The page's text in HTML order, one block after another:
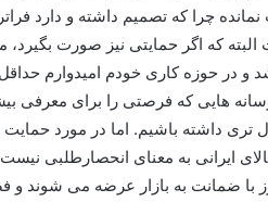
چرا که تصمیم داشته و دارد
که اگر حمایتی نیز صورت بگیرد،
و در حوزه کاری خودم امیدوارم
رسانه هایی که فرصتی را برای معرفی
تری داشته باشیم. اما در مورد حمایت
ایرانی به معنای انحصارطلبی
با ضمانت به بازار عرضه می شوند و